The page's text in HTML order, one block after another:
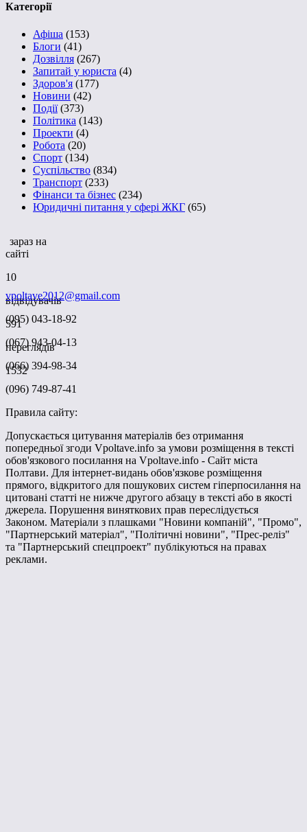
Категорії
Афіша (153)
Блоги (41)
Дозвілля (267)
Запитай у юриста (4)
Здоров'я (177)
Новини (42)
Події(373)
Політика (143)
Проекти (4)
Робота (20)
Спорт (134)
Суспільство (834)
Транспорт (233)
Фінанси та бізнес (234)
Юридичні питання у сфері ЖКГ (65)
зараз на
сайті
10
відвідувачів
591
переглядів
1532
vpoltave2012@gmail.com
(095) 043-18-92
(067) 943-04-13
(066) 394-98-34
(096) 749-87-41
Правила сайту:
Допускається цитування матеріалів без отримання
попередньої згоди Vpoltave.info за умови розміщення в тексті
обов'язкового посилання на Vpoltave.info - Сайт міста
Полтави. Для інтернет-видань обов'язкове розміщення
прямого, відкритого для пошукових систем гіперпосилання на
цитовані статті не нижче другого абзацу в тексті або в якості
джерела. Порушення виняткових прав переслідується
Законом. Матеріали з плашками "Новини компаній", "Промо",
"Партнерський матеріал", "Політичні новини", "Прес-реліз"
та "Партнерський спецпроект" публікуються на правах
реклами.